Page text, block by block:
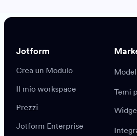
Jotform
Crea un Modulo
Il mio workspace
Prezzi
Jotform Enterprise
Temi